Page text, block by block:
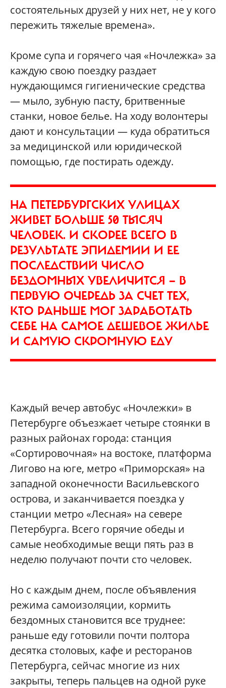
состоятельных друзей у них нет, не у кого
пережить тяжелые времена».
Кроме супа и горячего чая «Ночлежка» за
каждую свою поездку раздает
нуждающимся гигиенические средства
— мыло, зубную пасту, бритвенные
станки, новое белье. На ходу волонтеры
дают и консультации — куда обратиться
за медицинской или юридической
помощью, где постирать одежду.
НА ПЕТЕРБУРГСКИХ УЛИЦАХ
ЖИВЕТ БОЛЬШЕ 50 ТЫСЯЧ
ЧЕЛОВЕК. И СКОРЕЕ ВСЕГО В
РЕЗУЛЬТАТЕ ЭПИДЕМИИ И ЕЕ
ПОСЛЕДСТВИЙ ЧИСЛО
БЕЗДОМНЫХ УВЕЛИЧИТСЯ — В
ПЕРВУЮ ОЧЕРЕДЬ ЗА СЧЕТ ТЕХ,
КТО РАНЬШЕ МОГ ЗАРАБОТАТЬ
СЕБЕ НА САМОЕ ДЕШЕВОЕ ЖИЛЬЕ
И САМУЮ СКРОМНУЮ ЕДУ
Каждый вечер автобус «Ночлежки» в
Петербурге объезжает четыре стоянки в
разных районах города: станция
«Сортировочная» на востоке, платформа
Лигово на юге, метро «Приморская» на
западной оконечности Васильевского
острова, и заканчивается поездка у
станции метро «Лесная» на севере
Петербурга. Всего горячие обеды и
самые необходимые вещи пять раз в
неделю получают почти сто человек.
Но с каждым днем, после объявления
режима самоизоляции, кормить
бездомных становится все труднее:
раньше еду готовили почти полтора
десятка столовых, кафе и ресторанов
Петербурга, сейчас многие из них
закрыты, теперь пальцев на одной руке